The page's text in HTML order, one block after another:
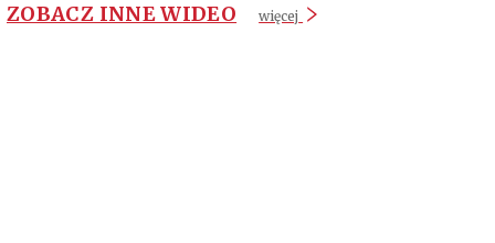
ZOBACZ INNE WIDEO więcej